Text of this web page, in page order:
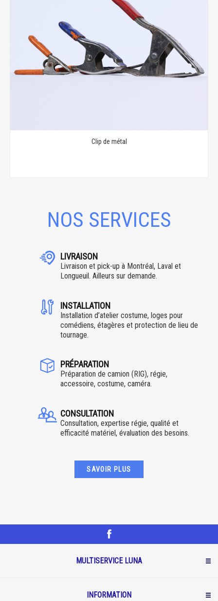
Clip de métal
NOS SERVICES
LIVRAISON
Livraison et pick-up à Montréal, Laval et
Longueuil. Ailleurs sur demande.
INSTALLATION
Installation d’atelier costume, loges pour
comédiens, étagères et protection de lieu de
tournage.
PRÉPARATION
Préparation de camion (RIG), régie,
accessoire, costume, caméra.
CONSULTATION
Consultation, expertise régie, qualité et
efficacité matériel, évaluation des besoins.
SAVOIR PLUS
MULTISERVICE LUNA
INFORMATION